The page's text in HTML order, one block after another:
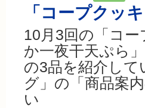
「コープクッ
10月3回の「コ
か一夜干天ぷら
の3品を紹介し
グ」の「商品案
い